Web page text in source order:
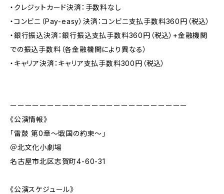
・クレジットカード決済：手数料なし
・コンビニ（Pay-easy）決済：コンビニ支払手数料360円（税込）
・銀行振込決済：銀行振込支払手数料360円（税込）+金融機関
での振込手数料（各金融機関により異なる）
・キャリア決済：キャリア支払手数料300円（税込）
ーーーーーーーーーーーーーーーーーーーーーーーー
《公演情報》
「雷鼓 第0章〜戦国の約束〜」
＠北文化小劇場
名古屋市北区志賀町4-60-31
《公演スケジュール》